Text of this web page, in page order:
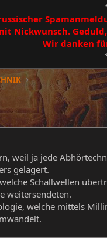
Nickwunsch.
Wir danken
weil ja jede
gelagert.
Schallwellen
weitersendeten.
welche mittels